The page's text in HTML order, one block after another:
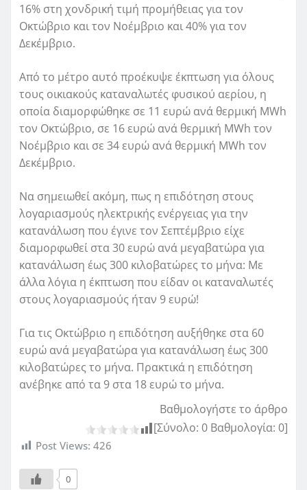
16% στη χονδρική τιμή προμήθειας για τον
Οκτώβριο και τον Νοέμβριο και 40% για τον
Δεκέμβριο.
Από το μέτρο αυτό προέκυψε έκπτωση για όλους
τους οικιακούς καταναλωτές φυσικού αερίου, η
οποία διαμορφώθηκε σε 11 ευρώ ανά θερμική MWh
τον Οκτώβριο, σε 16 ευρώ ανά θερμική MWh τον
Νοέμβριο και σε 34 ευρώ ανά θερμική MWh τον
Δεκέμβριο.
Να σημειωθεί ακόμη, πως η επιδότηση στους
λογαριασμούς ηλεκτρικής ενέργειας για την
κατανάλωση που έγινε τον Σεπτέμβριο είχε
διαμορφωθεί στα 30 ευρώ ανά μεγαβατώρα για
κατανάλωση έως 300 κιλοβατώρες το μήνα: Με
άλλα λόγια η έκπτωση που είδαν οι καταναλωτές
στους λογαριασμούς ήταν 9 ευρώ!
Για τις Οκτώβριο η επιδότηση αυξήθηκε στα 60
ευρώ ανά μεγαβατώρα για κατανάλωση έως 300
κιλοβατώρες το μήνα. Πρακτικά η επιδότηση
ανέβηκε από τα 9 στα 18 ευρώ το μήνα.
Βαθμολογήστε το άρθρο
[Σύνολο: 0 Βαθμολογία: 0]
Post Views: 426
0